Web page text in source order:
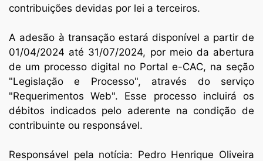
contribuições devidas por lei a terceiros.
A adesão à transação estará disponível a partir de
01/04/2024 até 31/07/2024, por meio da abertura
de um processo digital no Portal e-CAC, na seção
"Legislação e Processo", através do serviço
"Requerimentos Web". Esse processo incluirá os
débitos indicados pelo aderente na condição de
contribuinte ou responsável.
Responsável pela notícia: Pedro Henrique Oliveira